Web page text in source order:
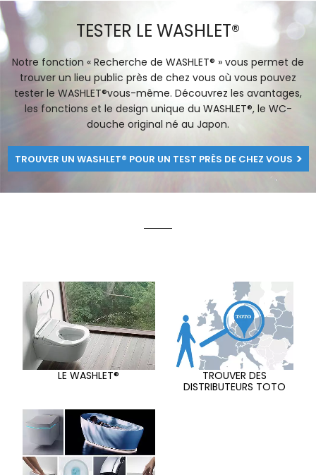
TESTER LE WASHLET®
Notre fonction « Recherche de WASHLET® » vous permet de
trouver un lieu public près de chez vous où vous pouvez
tester le WASHLET®vous-même. Découvrez les avantages,
les fonctions et le design unique du WASHLET®, le WC-
douche original né au Japon.
TROUVER UN WASHLET® POUR UN TEST PRÈS DE CHEZ VOUS
LE WASHLET®
TROUVER DES
DISTRIBUTEURS TOTO